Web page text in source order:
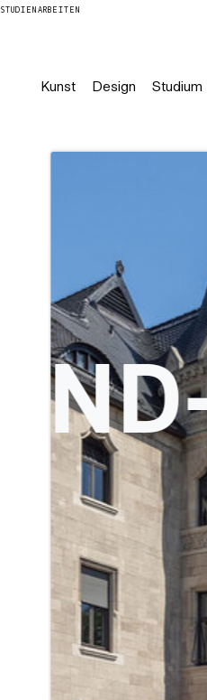
STUDIENARBEITEN
Kunst Design Studium